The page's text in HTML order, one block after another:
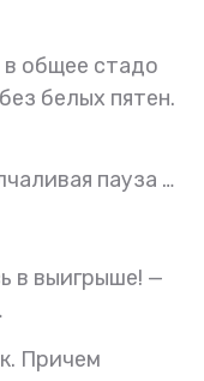
в общее стадо
белых пятен.
пауза …
в выигрыше! —
Причем